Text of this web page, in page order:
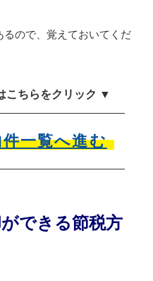
ので、覚えておいてくだ
こちらをクリック ▼
一覧へ進む
できる節税方